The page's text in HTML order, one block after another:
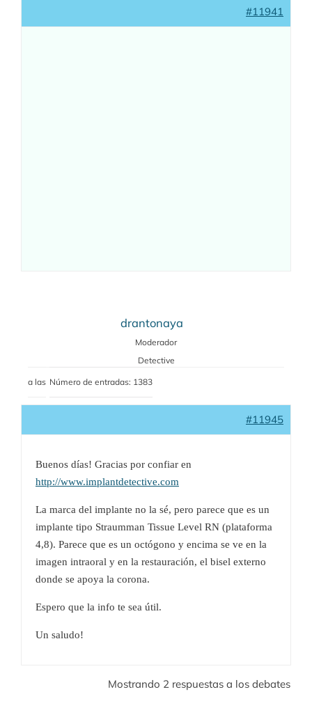
#11941
drantonaya
Moderador
Detective
a las Número de entradas: 1383
#11945
Buenos días! Gracias por confiar en
http://www.implantdetective.com
La marca del implante no la sé, pero parece que es un
implante tipo Straumman Tissue Level RN (plataforma
4,8). Parece que es un octógono y encima se ve en la
imagen intraoral y en la restauración, el bisel externo
donde se apoya la corona.
Espero que la info te sea útil.
Un saludo!
Mostrando 2 respuestas a los debates